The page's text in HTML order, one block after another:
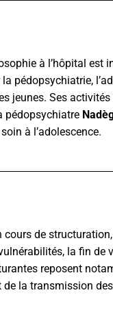
à l’hôpital
pédopsychiatrie,
jeunes. Ses
pédopsychiatre
à l’adolescence.
de structuration,
la fin
reposent
de la transmission